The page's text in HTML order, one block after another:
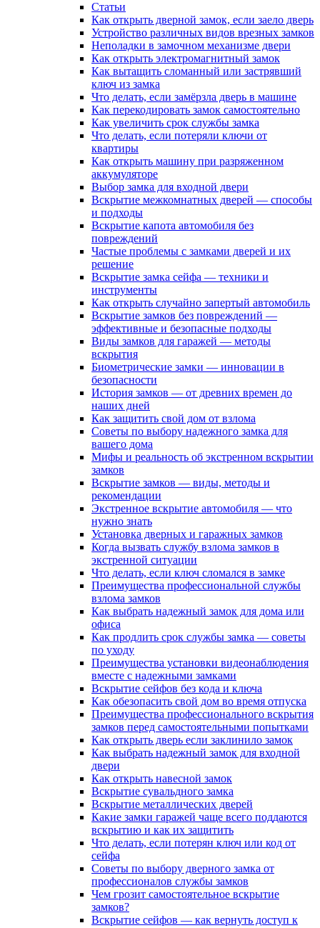
Статьи
Как открыть дверной замок, если заело дверь
Устройство различных видов врезных замков
Неполадки в замочном механизме двери
Как открыть электромагнитный замок
Как вытащить сломанный или застрявший
ключ из замка
Что делать, если замёрзла дверь в машине
Как перекодировать замок самостоятельно
Как увеличить срок службы замка
Что делать, если потеряли ключи от
квартиры
Как открыть машину при разряженном
аккумуляторе
Выбор замка для входной двери
Вскрытие межкомнатных дверей — способы
и подходы
Вскрытие капота автомобиля без
повреждений
Частые проблемы с замками дверей и их
решение
Вскрытие замка сейфа — техники и
инструменты
Как открыть случайно запертый автомобиль
Вскрытие замков без повреждений —
эффективные и безопасные подходы
Виды замков для гаражей — методы
вскрытия
Биометрические замки — инновации в
безопасности
История замков — от древних времен до
наших дней
Как защитить свой дом от взлома
Советы по выбору надежного замка для
вашего дома
Мифы и реальность об экстренном вскрытии
замков
Вскрытие замков — виды, методы и
рекомендации
Экстренное вскрытие автомобиля — что
нужно знать
Установка дверных и гаражных замков
Когда вызвать службу взлома замков в
экстренной ситуации
Что делать, если ключ сломался в замке
Преимущества профессиональной службы
взлома замков
Как выбрать надежный замок для дома или
офиса
Как продлить срок службы замка — советы
по уходу
Преимущества установки видеонаблюдения
вместе с надежными замками
Вскрытие сейфов без кода и ключа
Как обезопасить свой дом во время отпуска
Преимущества профессионального вскрытия
замков перед самостоятельными попытками
Как открыть дверь если заклинило замок
Как выбрать надежный замок для входной
двери
Как открыть навесной замок
Вскрытие сувальдного замка
Вскрытие металлических дверей
Какие замки гаражей чаще всего поддаются
вскрытию и как их защитить
Что делать, если потерян ключ или код от
сейфа
Советы по выбору дверного замка от
профессионалов службы замков
Чем грозит самостоятельное вскрытие
замков?
Вскрытие сейфов — как вернуть доступ к